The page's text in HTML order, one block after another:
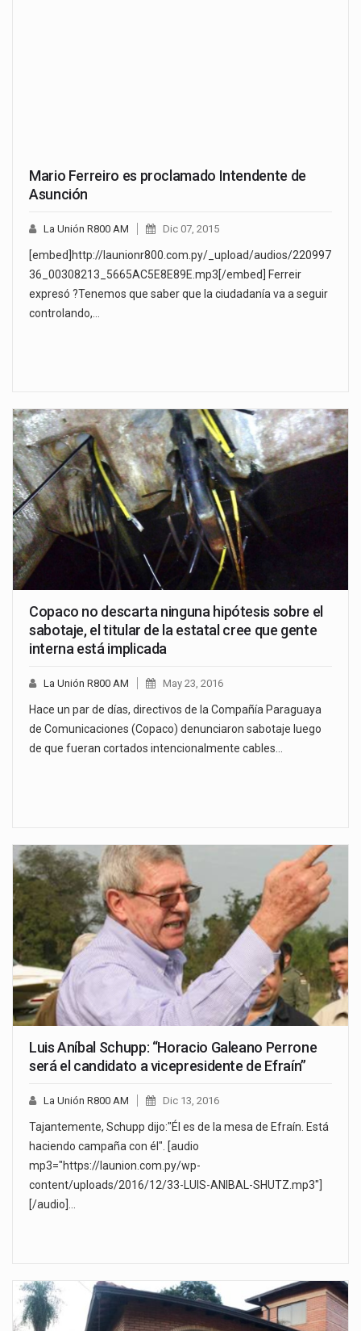
Mario Ferreiro es proclamado Intendente de
Asunción
La Unión R800 AM Dic 07, 2015
[embed]http://launionr800.com.py/_upload/audios/220997
36_00308213_5665AC5E8E89E.mp3[/embed] Ferreir
expresó ?Tenemos que saber que la ciudadanía va a seguir
controlando,…
Copaco no descarta ninguna hipótesis sobre el
sabotaje, el titular de la estatal cree que gente
interna está implicada
La Unión R800 AM May 23, 2016
Hace un par de días, directivos de la Compañía Paraguaya
de Comunicaciones (Copaco) denunciaron sabotaje luego
de que fueran cortados intencionalmente cables…
Luis Aníbal Schupp: “Horacio Galeano Perrone
será el candidato a vicepresidente de Efraín”
La Unión R800 AM Dic 13, 2016
Tajantemente, Schupp dijo:"Él es de la mesa de Efraín. Está
haciendo campaña con él". [audio
mp3="https://launion.com.py/wp-
content/uploads/2016/12/33-LUIS-ANIBAL-SHUTZ.mp3"]
[/audio]…